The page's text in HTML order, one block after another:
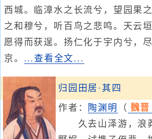
西城。临漳水之长流兮，望园果
之和穆兮，听百鸟之悲鸣。天云
愿得而获逞。扬仁化于宇内兮，
京。 ...查看全文...
归园田居·其四
作者： 陶渊明 （ 魏晋
久去山泽游，浪